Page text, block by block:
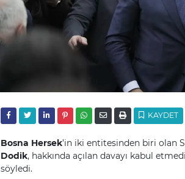
KAYDET
Bosna Hersek’in iki entitesinden biri olan
Dodik, hakkında açılan davayı kabul
söyledi.